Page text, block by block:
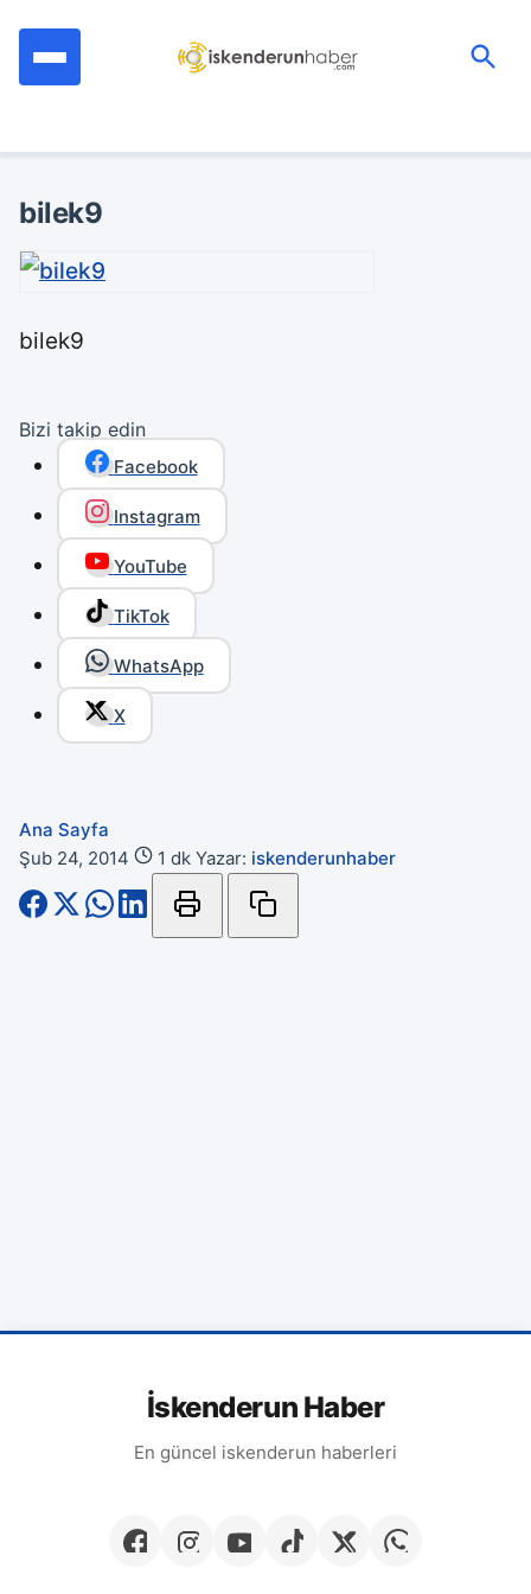
bilek9
bilek9
Bizi takip edin
Facebook
Instagram
YouTube
TikTok
WhatsApp
X
Ana Sayfa
Şub 24, 2014
1 dk Yazar: iskenderunhaber
İskenderun Haber
En güncel iskenderun haberleri